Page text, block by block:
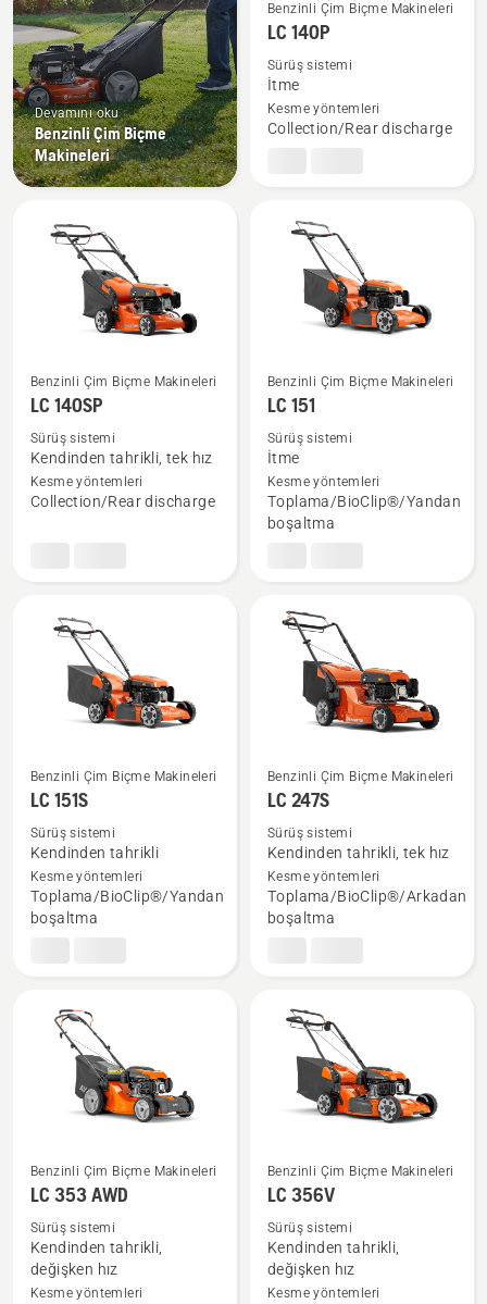
Devamını oku
Benzinli Çim Biçme
Makineleri
LC 140P
hakkında
daha
fazla
ayrıntı
Benzinli Çim Biçme Makineleri
LC 140P
Sürüş sistemi
İtme
Kesme yöntemleri
Collection/Rear discharge
LC 140SP
hakkında
daha
fazla
ayrıntı
Benzinli Çim Biçme Makineleri
LC 140SP
Sürüş sistemi
Kendinden tahrikli, tek hız
Kesme yöntemleri
Collection/Rear discharge
LC 151
hakkında
daha
fazla
ayrıntı
görün
Benzinli Çim Biçme Makineleri
LC 151
Sürüş sistemi
İtme
Kesme yöntemleri
Toplama/BioClip®/Yandan
boşaltma
LC 151S
hakkında
daha
fazla
ayrıntı
görün
Benzinli Çim Biçme Makineleri
LC 151S
Sürüş sistemi
Kendinden tahrikli
Kesme yöntemleri
Toplama/BioClip®/Yandan
boşaltma
LC 247S
hakkında
daha
fazla
ayrıntı
görün
Benzinli Çim Biçme Makineleri
LC 247S
Sürüş sistemi
Kendinden tahrikli, tek hız
Kesme yöntemleri
Toplama/BioClip®/Arkadan
boşaltma
LC 353 AWD
hakkında
daha
fazla
Benzinli Çim Biçme Makineleri
LC 353 AWD
Sürüş sistemi
Kendinden tahrikli,
değişken hız
Kesme yöntemleri
LC 356V
hakkında
daha
fazla
Benzinli Çim Biçme Makineleri
LC 356V
Sürüş sistemi
Kendinden tahrikli,
değişken hız
Kesme yöntemleri